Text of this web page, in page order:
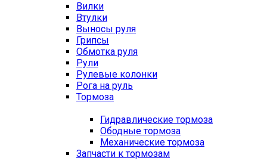
Вилки
Втулки
Выносы руля
Грипсы
Обмотка руля
Рули
Рулевые колонки
Рога на руль
Тормоза
Гидравлические тормоза
Ободные тормоза
Механические тормоза
Запчасти к тормозам